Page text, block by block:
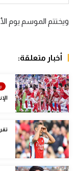
أمم إفريقيا
كرة السلة الأمريكية
كرة سلة
كرة طائرة
الوطن العربي
ويختتم الموسم يوم الأحد 30
أخبار متعلقة: